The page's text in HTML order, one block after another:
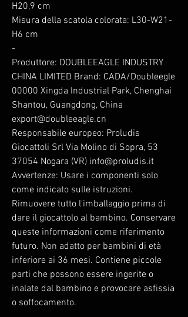
H20,9 cm
Misura della scatola colorata: L30-W21-
H6 cm
-
Produttore: DOUBLEEAGLE INDUSTRY
CHINA LIMITED Brand: CADA/Doubleegle
00000 Xingda Industrial Park, Chenghai
Shantou, Guangdong, China
export@doubleeagle.cn
Responsabile europeo: Proludis
Giocattoli Srl Via Molino di Sopra, 53
37054 Nogara (VR) info@proludis.it
Avvertenze: Usare i componenti solo
come indicato sulle istruzioni.
Rimuovere tutto l'imballaggio prima di
dare il giocattolo al bambino. Conservare
queste informazioni come riferimento
futuro. Non adatto per bambini di età
inferiore ai 36 mesi. Contiene piccole
parti che possono essere ingerite o
inalate dal bambino e provocare asfissia
o soffocamento.